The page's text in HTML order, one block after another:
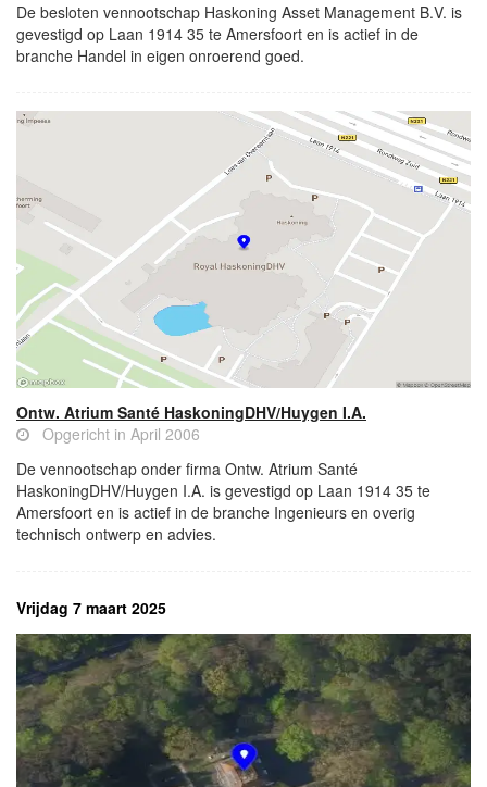
De besloten vennootschap Haskoning Asset Management B.V. is
gevestigd op Laan 1914 35 te Amersfoort en is actief in de
branche Handel in eigen onroerend goed.
Ontw. Atrium Santé HaskoningDHV/Huygen I.A.
Opgericht in April 2006
De vennootschap onder firma Ontw. Atrium Santé
HaskoningDHV/Huygen I.A. is gevestigd op Laan 1914 35 te
Amersfoort en is actief in de branche Ingenieurs en overig
technisch ontwerp en advies.
Vrijdag 7 maart 2025